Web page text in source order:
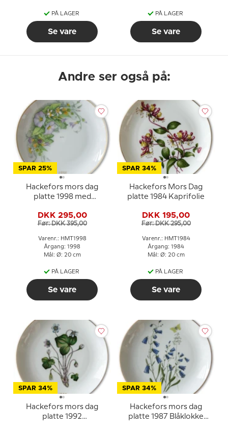
PÅ LAGER
Se vare
PÅ LAGER
Se vare
Andre ser også på:
SPAR 25%
Hackefors mors dag
platte 1998 med
gulddekoration
DKK 295,00
Før: DKK 395,00
Varenr.: HMT1998
Årgang: 1998
Mål: Ø: 20 cm
PÅ LAGER
Se vare
SPAR 34%
Hackefors Mors Dag
platte 1984 Kaprifolie
DKK 195,00
Før: DKK 295,00
Varenr.: HMT1984
Årgang: 1984
Mål: Ø: 20 cm
PÅ LAGER
Se vare
SPAR 34%
Hackefors mors dag
platte 1992
SPAR 34%
Hackefors mors dag
platte 1987 Blåklokke